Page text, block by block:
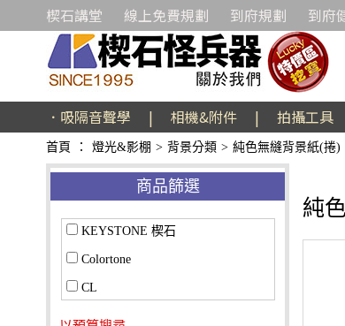
楔石講堂 線上免費規劃 到府規劃 到府
．吸隔音聲學 | 相機&附件 | 拍攝工具
首頁 ： 燈光&影棚 > 背景分類 > 純色無縫背景紙(捲)
商品篩選
KEYSTONE 楔石
Colortone
CL
純